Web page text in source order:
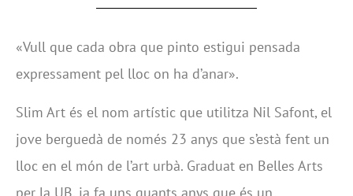
«Vull que cada obra que pinto estigui pensada
expressament pel lloc on ha d’anar».
Slim Art és el nom artístic que utilitza Nil Safont, el
jove berguedà de només 23 anys que s’està fent un
lloc en el món de l’art urbà. Graduat en Belles Arts
per la UB, ja fa uns quants anys que és un